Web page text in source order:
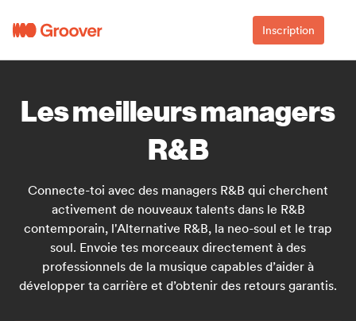
Inscription
Les meilleurs managers
R&B
Connecte-toi avec des managers R&B qui cherchent
activement de nouveaux talents dans le R&B
contemporain, l'Alternative R&B, la neo-soul et le trap
soul. Envoie tes morceaux directement à des
professionnels de la musique capables d’aider à
développer ta carrière et d’obtenir des retours garantis.